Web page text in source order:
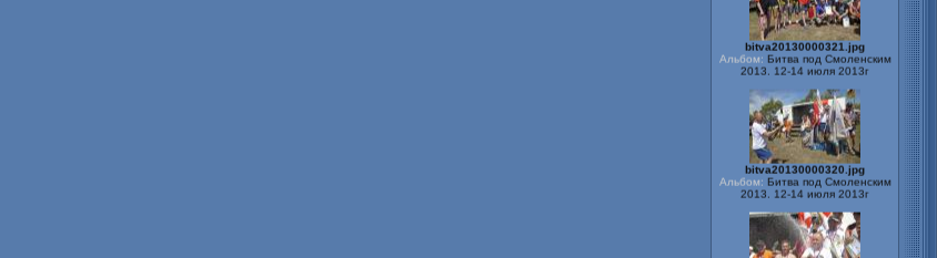
bitva20130000321.jpg
Альбом:Битва под Смоленским
2013. 12-14 июля 2013г
bitva20130000320.jpg
Альбом:Битва под Смоленским
2013. 12-14 июля 2013г